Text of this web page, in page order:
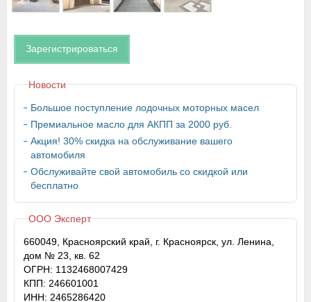
Зарегистрироваться
Новости
Большое поступление лодочных моторных масел
Премиальное масло для АКПП за 2000 руб.
Акция! 30% скидка на обслуживание вашего
автомобиля
Обслуживайте свой автомобиль со скидкой или
бесплатно
ООО Эксперт
660049, Красноярский край, г. Красноярск, ул. Ленина,
дом № 23, кв. 62
ОГРН: 1132468007429
КПП: 246601001
ИНН: 2465286420